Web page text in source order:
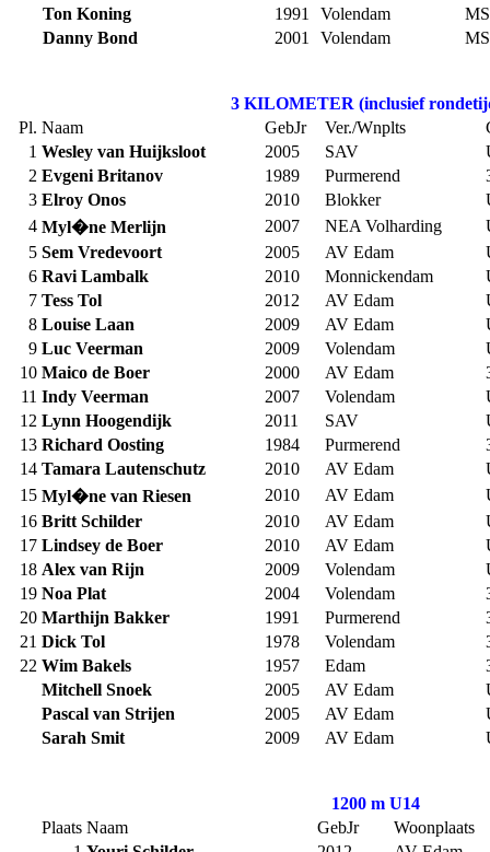
Ton Koning
1991 Volendam
Danny Bond
2001 Volendam
3 KILOMETER (inclusief
Pl. Naam GebJr Ver./Wnplts
1 Wesley van Huijksloot 2005 SAV
2 Evgeni Britanov 1989 Purmerend
3 Elroy Onos 2010 Blokker
4 Myl�ne Merlijn 2007 NEA Volharding
5 Sem Vredevoort 2005 AV Edam
6 Ravi Lambalk 2010 Monnickendam
7 Tess Tol 2012 AV Edam
8 Louise Laan 2009 AV Edam
9 Luc Veerman 2009 Volendam
10 Maico de Boer 2000 AV Edam
11 Indy Veerman 2007 Volendam
12 Lynn Hoogendijk 2011 SAV
13 Richard Oosting 1984 Purmerend
14 Tamara Lautenschutz 2010 AV Edam
15 Myl�ne van Riesen 2010 AV Edam
16 Britt Schilder 2010 AV Edam
17 Lindsey de Boer 2010 AV Edam
18 Alex van Rijn 2009 Volendam
19 Noa Plat 2004 Volendam
20 Marthijn Bakker 1991 Purmerend
21 Dick Tol 1978 Volendam
22 Wim Bakels 1957 Edam
Mitchell Snoek
2005 AV Edam
Pascal van Strijen
2005 AV Edam
Sarah Smit
2009 AV Edam
1200 m U14
Plaats Naam GebJr
Woonplaats